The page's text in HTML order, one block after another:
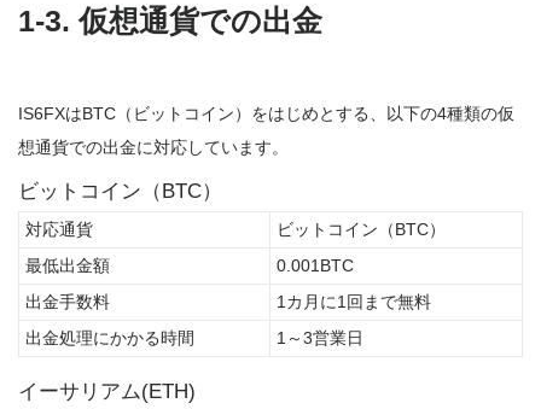
1-3.仮想通貨での出金
IS6FXはBTC（ビットコイン）をはじめとする、以下の4種類の仮
想通貨での出金に対応しています。
ビットコイン（BTC）
対応通貨
ビットコイン（BTC）
最低出金額
0.001BTC
出金手数料
1カ月に1回まで無料
出金処理にかかる時間
1～3営業日
イーサリアム(ETH)